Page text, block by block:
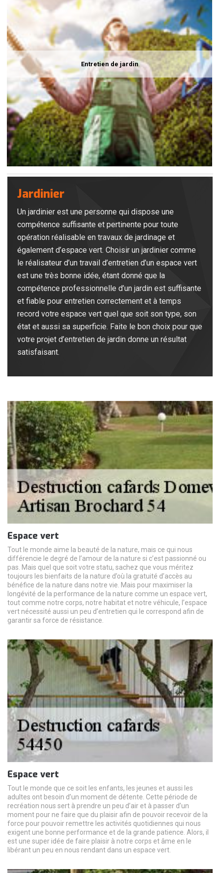
Entretien de jardin
Jardinier
Un jardinier est une personne qui dispose une
compétence suffisante et pertinente pour toute
opération réalisable en travaux de jardinage et
également d’espace vert. Choisir un jardinier comme
le réalisateur d’un travail d’entretien d’un espace vert
est une très bonne idée, étant donné que la
compétence professionnelle d’un jardin est suffisante
et fiable pour entretien correctement et à temps
record votre espace vert quel que soit son type, son
état et aussi sa superficie. Faite le bon choix pour que
votre projet d’entretien de jardin donne un résultat
satisfaisant.
Espace vert
Tout le monde aime la beauté de la nature, mais ce qui nous
différencie le degré de l’amour de la nature si c’est passionné ou
pas. Mais quel que soit votre statu, sachez que vous méritez
toujours les bienfaits de la nature d’où la gratuité d’accès au
bénéfice de la nature dans notre vie. Mais pour maximiser la
longévité de la performance de la nature comme un espace vert,
tout comme notre corps, notre habitat et notre véhicule, l’espace
vert nécessité aussi un peu d’entretien qui le correspond afin de
garantir sa force de résistance.
Espace vert
Tout le monde que ce soit les enfants, les jeunes et aussi les
adultes ont besoin d’un moment de détente. Cette période de
recréation nous sert à prendre un peu d’air et à passer d’un
moment pour ne faire que du plaisir afin de pouvoir recevoir de la
force pour pouvoir remettre les activités quotidiennes qui nous
exigent une bonne performance et de la grande patience. Alors, il
est une super idée de faire plaisir à notre corps et âme en le
libérant un peu en nous rendant dans un espace vert.